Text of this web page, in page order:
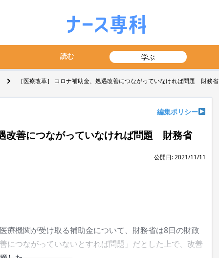
読む 学ぶ
［医療改革］ コロナ補助金、処遇改善につながっていなければ問題 財務省
編集ポリシー
改善につながっていなければ問題 財務省
公開日: 2021/11/11
機関が受け取る補助金について、財務省は8日の財政
につながっていないとすれば問題」だとした上で、改善